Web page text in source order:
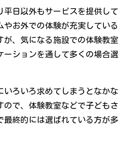
平日以外もサービスを提供して
やお外での体験が充実している
が、気になる施設での体験教室
ーションを通して多くの場合選
ろいろ求めてしまうとなかな
ので、体験教室などで子どもさ
最終的には選ばれている方が多